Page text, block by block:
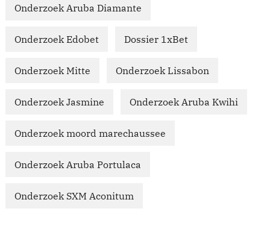
Onderzoek Aruba Diamante
Onderzoek Edobet Dossier 1xBet
Onderzoek Mitte Onderzoek Lissabon
Onderzoek Jasmine Onderzoek Aruba Kwihi
Onderzoek moord marechaussee
Onderzoek Aruba Portulaca
Onderzoek SXM Aconitum